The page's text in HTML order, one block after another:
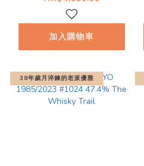
46.7% Decadent
Drinks - Whiskyland
加入購物車
38年歲月淬鍊的老派優雅